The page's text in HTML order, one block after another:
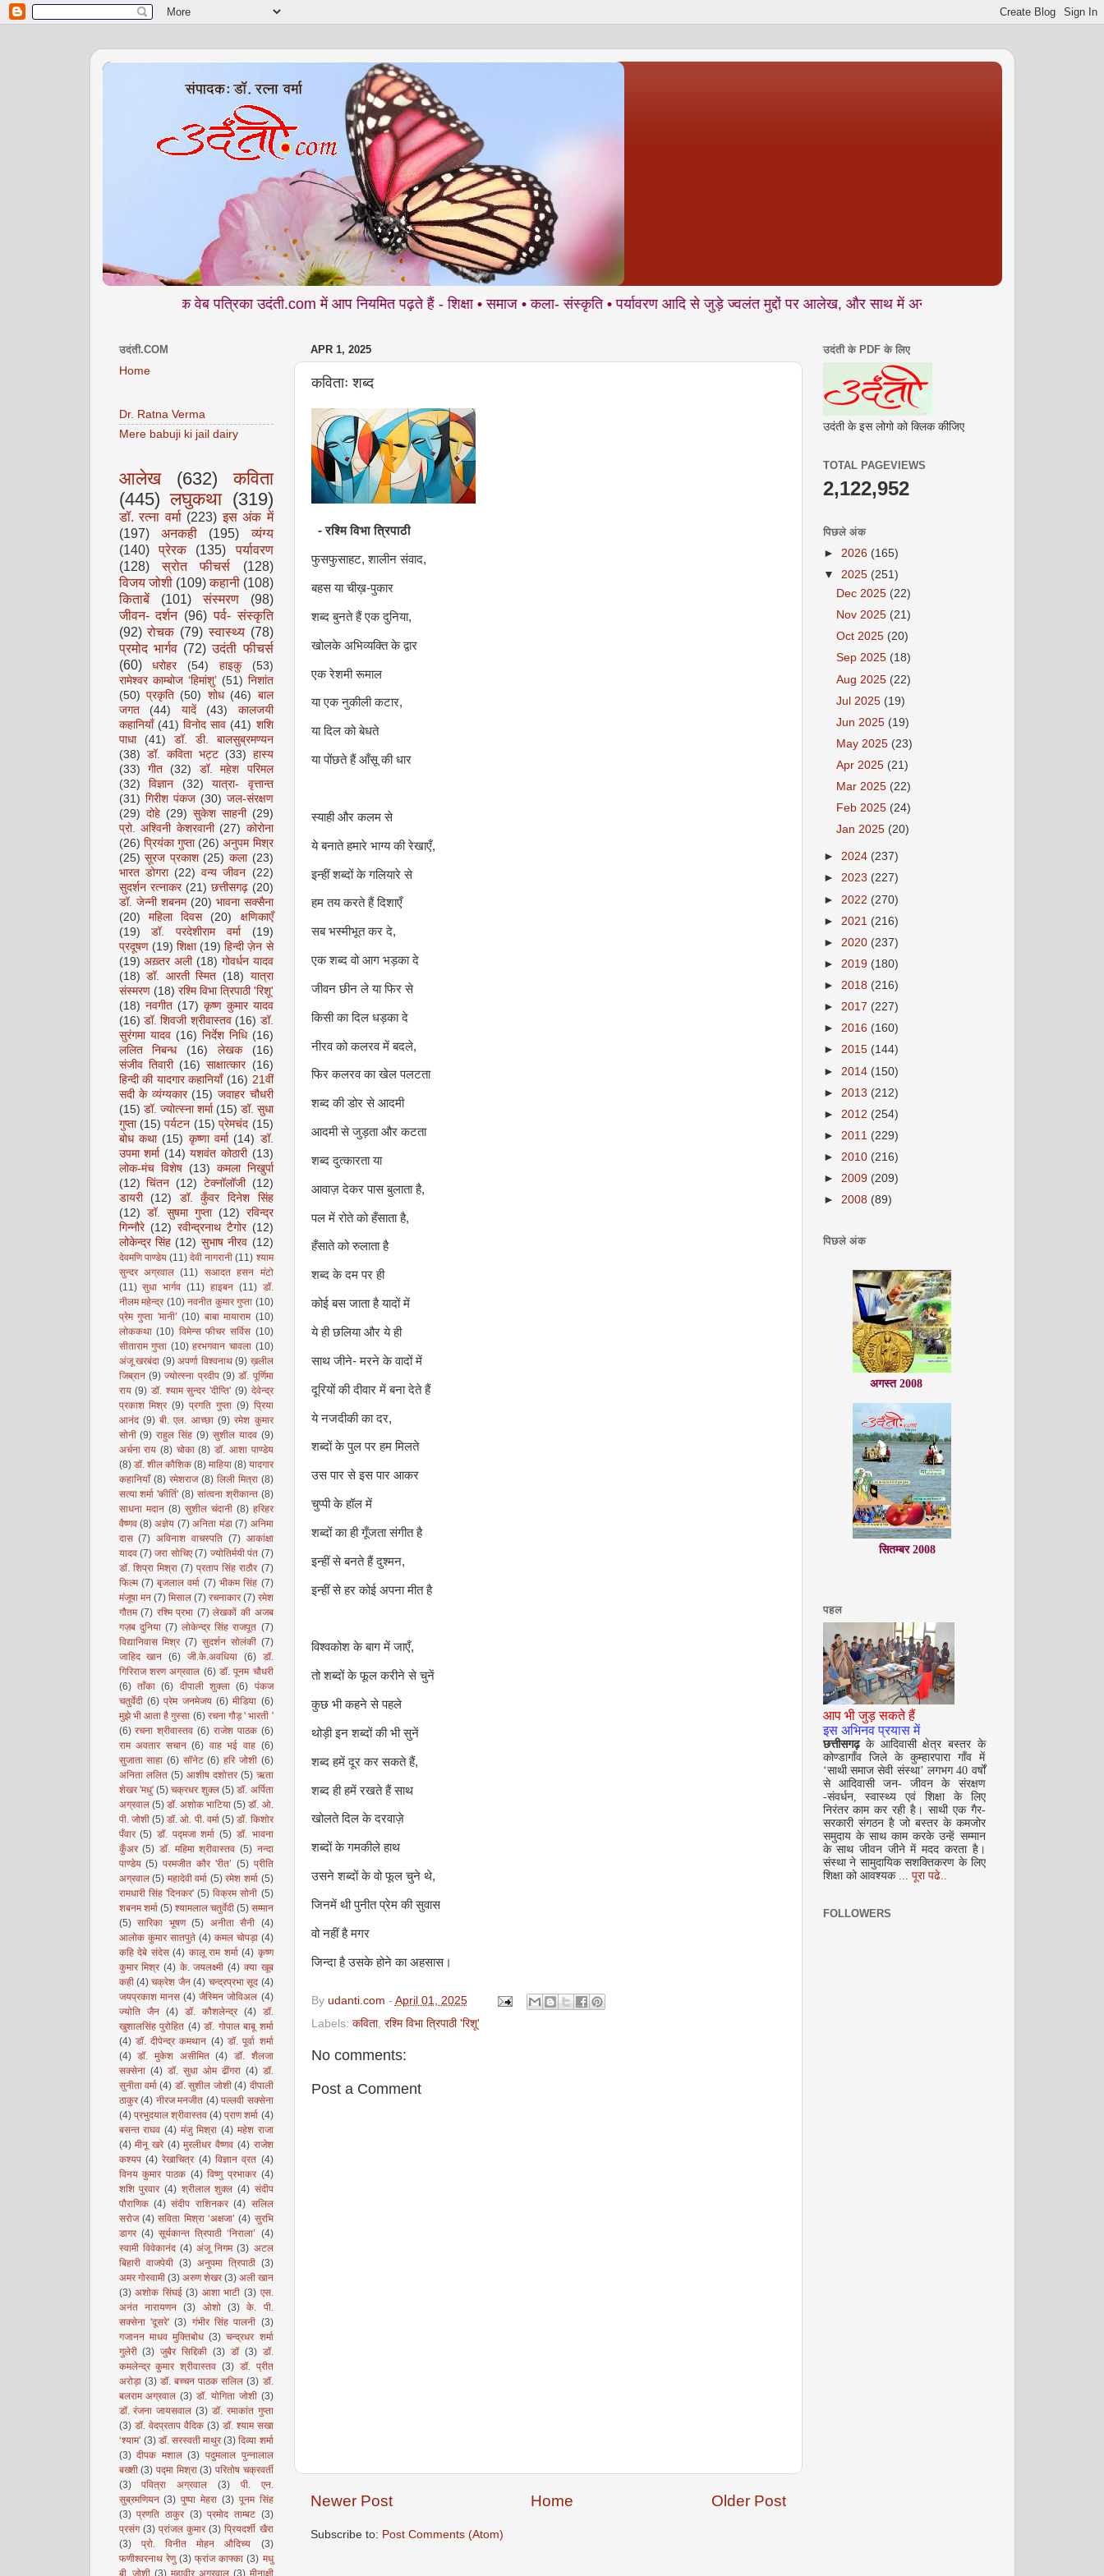
मासिक वेब पत्रिका उदंती.com में आप नियमित पढ़ते हैं - शिक्षा • समाज • कला- संस्कृति • पर्यावरण आदि से जुड़े ज्वलंत मुद्दों पर आलेख, और साथ में अनकही • यात्रा वृतांत • संस्मरण • कहानी •
APR 1, 2025
कविताः शब्द
- रश्मि विभा त्रिपाठी
फुसफुसाहट, शालीन संवाद,
बहस या चीख़-पुकार
शब्द बुनते हैं एक दुनिया,
खोलके अभिव्यक्ति के द्वार
एक रेशमी रूमाल
या एक नुकीली कटार,
या दिल को बेधते
या पोंछते हैं आँसू की धार
स्याही और कलम से
ये बनाते हमारे भाग्य की रेखाएँ,
इन्हीं शब्दों के गलियारे से
हम तय करते हैं दिशाएँ
सब भस्मीभूत कर दे,
एक शब्द वो आग भड़का दे
जीवन छीन ले या फिर से
किसी का दिल धड़का दे
नीरव को कलरव में बदले,
फिर कलरव का खेल पलटता
शब्द की डोर से आदमी
आदमी से जुड़ता और कटता
शब्द दुत्कारता या
आवाज़ देकर पास बुलाता है,
पल में रोते को हँसाता है,
हँसाते को रुलाता है
शब्द के दम पर ही
कोई बस जाता है यादों में
ये ही छलिया और ये ही
साथ जीने- मरने के वादों में
दूरियों की दीवार में बना देते हैं
ये नजदीकी का दर,
शब्दों के पुल पर हम मिलते
उस पार से इस पार आकर
चुप्पी के हॉल में
शब्दों का ही गूँजता संगीत है
इन्हीं से बनते हैं दुश्मन,
इन्हीं से हर कोई अपना मीत है
विश्वकोश के बाग में जाएँ,
तो शब्दों के फूल करीने से चुनें
कुछ भी कहने से पहले
थोड़ी इन शब्दों की भी सुनें
शब्द हमें दूर कर सकते हैं,
शब्द ही हमें रखते हैं साथ
खोलते दिल के दरवाज़े
शब्दों के गमकीले हाथ
उसने शब्दों के वो फूल चुने थे,
जिनमें थी पुनीत प्रेम की सुवास
वो नहीं है मगर
जिन्दा है उसके होने का अहसास।
By udanti.com - April 01, 2025
Labels: कविता, रश्मि विभा त्रिपाठी 'रिशू'
No comments:
Post a Comment
Newer Post Older Post
Home
Subscribe to: Post Comments (Atom)
उदंती.COM
Home
Dr. Ratna Verma
Mere babuji ki jail dairy
आलेख (632)
कविता
(445) लघुकथा (319)
डॉ. रत्ना वर्मा (223) इस अंक में
(197)
अनकही (195)
व्यंग्य
(140)
प्रेरक (135)
पर्यावरण
(128)
स्रोत फीचर्स
(128)
विजय जोशी (109) कहानी (108)
किताबें
(101) संस्मरण
(98)
जीवन- दर्शन (96) पर्व- संस्कृति
(92) रोचक (79) स्वास्थ्य (78)
प्रमोद भार्गव (72) उदंती फीचर्स
(60)
धरोहर (54) हाइकु
(53)
रामेश्वर काम्बोज ‘हिमांशु’ (51) निशांत
(50) प्रकृति (50) शोध (46) बाल
जगत
(44) यादें (43)
कालजयी
कहानियाँ (41) विनोद साव (41) शशि
पाधा
(41)
डॉ. डी. बालसुब्रमण्यन
(38) डॉ. कविता भट्ट (33) हास्य
(33)
गीत (32)
डॉ. महेश परिमल
(32)
विज्ञान (32)
यात्रा- वृत्तान्त
(31) गिरीश पंकज (30) जल-संरक्षण
(29) दोहे (29) सुकेश साहनी (29)
प्रो. अश्विनी केशरवानी (27) कोरोना
(26) प्रियंका गुप्ता (26) अनुपम मिश्र
(25) सूरज प्रकाश (25) कला (23)
भारत डोगरा (22) वन्य जीवन (22)
सुदर्शन रत्नाकर (21) छत्तीसगढ़ (20)
डॉ. जेन्नी शबनम (20) भावना सक्सैना
(20)
महिला दिवस (20)
क्षणिकाएँ
(19)
डॉ. परदेशीराम वर्मा
(19)
प्रदूषण (19) शिक्षा (19) हिन्दी ज़ेन से
(19) अख़्तर अली (18) गोवर्धन यादव
(18) डॉ. आरती स्मित (18) यात्रा
संस्मरण (18) रश्मि विभा त्रिपाठी 'रिशू'
(18) नवगीत (17) कृष्ण कुमार यादव
(16) डॉ. शिवजी श्रीवास्तव (16) डॉ.
सुरंगमा यादव (16) निर्देश निधि (16)
ललित निबन्ध
(16) लेखक
(16)
संजीव तिवारी (16) साक्षात्कार (16)
हिन्दी की यादगार कहानियाँ (16) 21वीं
सदी के व्यंग्यकार (15) जवाहर चौधरी
(15) डॉ. ज्योत्स्ना शर्मा (15) डॉ. सुधा
गुप्ता (15) पर्यटन (15) प्रेमचंद (15)
बोध कथा (15) कृष्णा वर्मा (14) डॉ.
उपमा शर्मा (14) यशवंत कोठारी (13)
लोक-मंच विशेष
(13) कमला निखुर्पा
(12) चिंतन (12) टेक्नॉलॉजी
(12)
डायरी
(12)
डॉ. कुँवर दिनेश सिंह
(12) डॉ. सुषमा गुप्ता (12) रविन्द्र
गिन्नौरे (12) रवीन्द्रनाथ टैगोर (12)
लोकेन्द्र सिंह (12) सुभाष नीरव (12)
देवमणि पाण्डेय (11) देवी नागरानी (11) श्याम
सुन्दर अग्रवाल (11) सआदत हसन मंटो
(11) सुधा भार्गव (11) हाइबन (11) डॉ.
नीलम महेन्द्र (10) नवनीत कुमार गुप्ता (10)
प्रेम गुप्ता 'मानी’ (10) बाबा मायाराम (10)
लोककथा (10) विमेन्स फीचर सर्विस (10)
सीताराम गुप्ता (10) हरभगवान चावला (10)
अंजू खरबंदा (9) अपर्णा विश्वनाथ (9) ख़लील
जिब्रान (9) ज्योत्स्ना प्रदीप (9) डॉ. पूर्णिमा
राय (9) डॉ. श्याम सुन्दर 'दीप्ति' (9) देवेन्द्र
प्रकाश मिश्र (9) प्रगति गुप्ता (9) प्रिया
आनंद (9) बी. एल. आच्छा (9) रमेश कुमार
सोनी (9) राहुल सिंह (9) सुशील यादव (9)
अर्चना राय (8) चोका (8) डॉ. आशा पाण्डेय
(8) डॉ. शील कौशिक (8) माहिया (8) यादगार
कहानियाँ (8) रमेशराज (8) लिली मित्रा (8)
सत्या शर्मा 'कीर्ति' (8) सांत्वना श्रीकान्त (8)
साधना मदान (8) सुशील चंदानी (8) हरिहर
वैष्णव (8) अज्ञेय (7) अनिता मंडा (7) अनिमा
दास (7) अविनाश वाचस्पति (7) आकांक्षा
यादव (7) जरा सोचिए (7) ज्योतिर्मयी पंत (7)
डॉ. शिप्रा मिश्रा (7) प्रताप सिंह राठौर (7)
फिल्म (7) बृजलाल वर्मा (7) भीकम सिंह (7)
मंजूषा मन (7) मिसाल (7) रचनाकार (7) रमेश
गौतम (7) रश्मि प्रभा (7) लेखकों की अजब
गज़ब दुनिया (7) लोकेन्द्र सिंह राजपूत (7)
विद्यानिवास मिश्र (7) सुदर्शन सोलंकी (7)
जाहिद खान (6) जी.के.अवधिया (6) डॉ.
गिरिराज शरण अग्रवाल (6) डॉ. पूनम चौधरी
(6) ताँका (6) दीपाली शुक्ला (6) पंकज
चतुर्वेदी (6) प्रेम जनमेजय (6) मीडिया (6)
मुझे भी आता है गुस्सा (6) रचना गौड़ ' भारती '
(6) रचना श्रीवास्तव (6) राजेश पाठक (6)
राम अवतार सचान (6) वाह भई वाह (6)
सुजाता साहा (6) सॉनेट (6) हरि जोशी (6)
अनिता ललित (5) आशीष दशोत्तर (5) ऋता
शेखर 'मधु' (5) चक्रधर शुक्ल (5) डॉ. अर्पिता
अग्रवाल (5) डॉ. अशोक भाटिया (5) डॉ. ओ.
पी. जोशी (5) डॉ. ओ. पी. वर्मा (5) डॉ. किशोर
पँवार (5) डॉ. पद्मजा शर्मा (5) डॉ. भावना
कुँअर (5) डॉ. महिमा श्रीवास्तव (5) नन्दा
पाण्डेय (5) परमजीत कौर 'रीत’ (5) प्रीति
अग्रवाल (5) महादेवी वर्मा (5) रमेश शर्मा (5)
रामधारी सिंह 'दिनकर' (5) विक्रम सोनी (5)
शबनम शर्मा (5) श्यामलाल चतुर्वेदी (5) सम्मान
(5) सारिका भूषण (5) अनीता सैनी (4)
आलोक कुमार सातपुते (4) कमल चोपड़ा (4)
कहि देबे संदेस (4) कालू राम शर्मा (4) कृष्ण
कुमार मिश्र (4) के. जयलक्ष्मी (4) क्या खूब
कही (4) चक्रेश जैन (4) चन्द्रप्रभा सूद (4)
जयप्रकाश मानस (4) जैस्मिन जोविअल (4)
ज्योति जैन
(4) डॉ. कौशलेन्द्र (4)
डॉ.
खुशालसिंह पुरोहित (4) डॉ. गोपाल बाबू शर्मा
(4) डॉ. दीपेन्द्र कमथान (4) डॉ. पूर्वा शर्मा
(4) डॉ. मुकेश असीमित (4) डॉ. शैलजा
सक्सेना (4) डॉ. सुधा ओम ढींगरा (4) डॉ.
सुनीता वर्मा (4) डॉ. सुशील जोशी (4) दीपाली
ठाकुर (4) नीरज मनजीत (4) पल्लवी सक्सेना
(4) प्रभुदयाल श्रीवास्तव (4) प्राण शर्मा (4)
बसन्त राघव (4) मंजु मिश्रा (4) महेश राजा
(4) मीनू खरे (4) मुरलीधर वैष्णव (4) राजेश
कश्यप (4) रेखाचित्र (4) विज्ञान व्रत (4)
विनय कुमार पाठक (4) विष्णु प्रभाकर (4)
शशि पुरवार (4) श्रीलाल शुक्ल (4) संदीप
पौराणिक (4) संदीप राशिनकर (4) सलिल
सरोज (4) सविता मिश्रा ‘अक्षजा’ (4) सुरभि
डागर (4) सूर्यकान्त त्रिपाठी ‘निराला’ (4)
स्वामी विवेकानंद (4) अंजू निगम (3) अटल
बिहारी वाजपेयी (3) अनुपमा त्रिपाठी (3)
अमर गोस्वामी (3) अरुण शेखर (3) अली खान
(3) अशोक सिंघई (3) आशा भाटी (3) एस.
अनंत नारायणन (3) ओशो (3) के. पी.
सक्सेना 'दूसरे' (3) गंभीर सिंह पालनी (3)
गजानन माधव मुक्तिबोध (3) चन्द्रधर शर्मा
गुलेरी (3) जुबैर सिद्दिकी (3) डॉ (3) डॉ.
कमलेन्द्र कुमार श्रीवास्तव (3) डॉ. प्रीत
अरोड़ा (3) डॉ. बच्चन पाठक सलिल (3) डॉ.
बलराम अग्रवाल (3) डॉ. योगिता जोशी (3)
डॉ. रंजना जायसवाल (3) डॉ. रमाकांत गुप्ता
(3) डॉ. वेदप्रताप वैदिक (3) डॉ. श्याम सखा
‘श्याम’ (3) डॉ. सरस्वती माथुर (3) दिव्या शर्मा
(3) दीपक मशाल (3) पदुमलाल पुन्नालाल
बख्शी (3) पद्मा मिश्रा (3) परितोष चक्रवर्ती
(3)
पवित्रा अग्रवाल (3)
पी. एन.
सुब्रमणियन (3) पुष्पा मेहरा (3) पूनम सिंह
(3) प्रणति ठाकुर (3) प्रमोद ताम्बट (3)
प्रसंग (3) प्रांजल कुमार (3) प्रियदर्शी खैरा
(3)
प्रो. विनीत मोहन औदिच्य
(3)
फणीश्वरनाथ रेणु (3) फ्रांज काफ्का (3) मधु
बी. जोशी (3) महावीर अग्रवाल (3) मीनाक्षी
उदंती के PDF के लिए
उदंती के इस लोगो को क्लिक कीजिए
TOTAL PAGEVIEWS
2,122,952
पिछले अंक
► 2026 (165)
▼ 2025 (251)
Dec 2025 (22)
Nov 2025 (21)
Oct 2025 (20)
Sep 2025 (18)
Aug 2025 (22)
Jul 2025 (19)
Jun 2025 (19)
May 2025 (23)
Apr 2025 (21)
Mar 2025 (22)
Feb 2025 (24)
Jan 2025 (20)
► 2024 (237)
► 2023 (227)
► 2022 (270)
► 2021 (216)
► 2020 (237)
► 2019 (180)
► 2018 (216)
► 2017 (227)
► 2016 (160)
► 2015 (144)
► 2014 (150)
► 2013 (212)
► 2012 (254)
► 2011 (229)
► 2010 (216)
► 2009 (209)
► 2008 (89)
पिछले अंक
अगस्त 2008
सितम्बर 2008
अक्टूबर 2008
नवंबर 2008
पहल
आप भी जुड़ सकते हैं
इस अभिनव प्रयास में
छत्तीसगढ़के आदिवासी क्षेत्र बस्तर के
कोण्डागाँव जिले के कुम्हारपारा गाँव में
‘साथी समाज सेवी संस्था’ लगभग 40 वर्षों
से आदिवासी जन- जीवन के संरक्षण
-संवर्धन, स्वास्थ्य एवं शिक्षा के लिए
निरंतर काम कर रही है। साथी एक गैर-
सरकारी संगठन है जो बस्तर के कमजोर
समुदाय के साथ काम करके उन्हें सम्मान
के साथ जीवन जीने में मदद करता है।
संस्था ने सामुदायिक सशक्तिकरण के लिए
शिक्षा को आवश्यक ... पूरा पढे..
FOLLOWERS